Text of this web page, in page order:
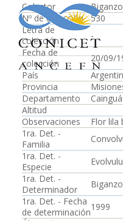
Colector
Nº de colección
530
Letra de
colección
-
Fecha de
colección
20/09/
País
Provincia
Departamento
Altitud
Observaciones
Flor lila
1ra. Det. -
Familia
1ra. Det. -
Especie
1ra. Det. -
Determinador
1ra. Det. - Fecha
de determinación1999